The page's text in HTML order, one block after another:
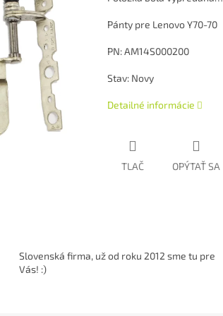
Pánty pre Lenovo Y70-70
PN: AM14S000200
Stav: Novy
Detailné informácie
TLAČ OPÝTAŤ SA
Slovenská firma, už od roku 2012 sme tu pre
Vás! :)